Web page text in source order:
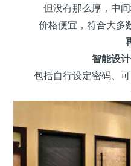
但没有那么厚，中
价格便宜，符合大多
智能设计
包括自行设定密码、